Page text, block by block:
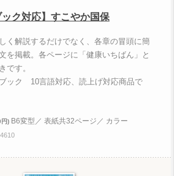
ック対応】すこやか国保
く解説するだけでなく、各章の冒頭に簡
を掲載。各ページに「健康いちばん」と
です。
ック 10言語対応、読上げ対応商品で
円) B6変型／ 表紙共32ページ／ カラー